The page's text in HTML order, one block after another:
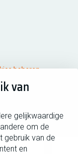
van
gelijkwaardige
om de
gebruik van de
en
iec 27001
beheren